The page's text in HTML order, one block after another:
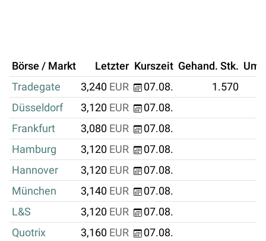
Börse / Markt Letzter Kurszeit Gehand. Stk.
Tradegate
3,240 EUR 07.08. 1.570
Düsseldorf
3,120 EUR
07.08.
Frankfurt
3,080 EUR
07.08.
Hamburg
3,120 EUR
07.08.
Hannover
3,120 EUR
07.08.
München
3,140 EUR
07.08.
L&S
3,120 EUR
07.08.
Quotrix
3,160 EUR
07.08.